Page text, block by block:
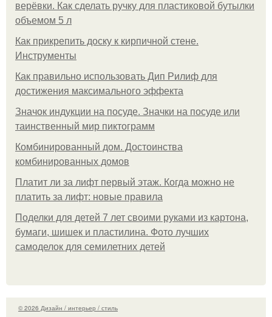
верёвки. Как сделать ручку для пластиковой бутылки
объемом 5 л
Как прикрепить доску к кирпичной стене.
Инструменты
Как правильно использовать Дип Рилиф для
достижения максимального эффекта
Значок индукции на посуде. Значки на посуде или
таинственный мир пиктограмм
Комбинированный дом. Достоинства
комбинированных домов
Платит ли за лифт первый этаж. Когда можно не
платить за лифт: новые правила
Поделки для детей 7 лет своими руками из картона,
бумаги, шишек и пластилина. Фото лучших
самоделок для семилетних детей
© 2026 Дизайн / интерьер / стиль